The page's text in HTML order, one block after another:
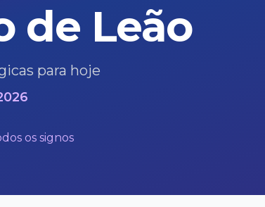
de Leão
para hoje
os signos